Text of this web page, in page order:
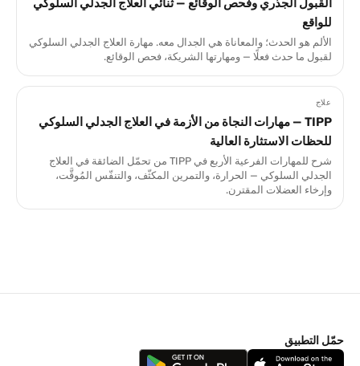
القبول الجذري وفحص الوقائع — ثنائي العلاج الجدلي السلوكي
للواقع
الألم هو الحدث؛ والمعاناة هي الجدال معه. مهارة العلاج الجدلي السلوكي
لقبول ما حدث فعلًا — ومهارتها الشريكة، فحص الوقائع.
علاج
TIPP — مهارات النجاة من الأزمة في العلاج الجدلي السلوكي
للحظات الاستثارة العالية
شرح للمهارات الفرعية الأربع في TIPP من تحمّل الضائقة في العلاج
الجدلي السلوكي — الحرارة، والتمرين المكثّف، والتنفّس المُوقَّت،
وإرخاء العضلات المقترن.
حمّل التطبيق